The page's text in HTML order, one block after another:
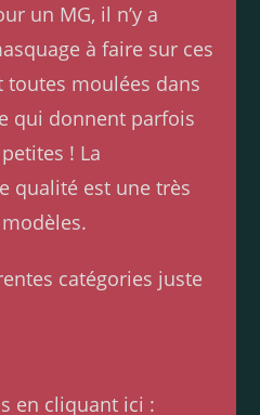
un MG, il n’y a
à faire sur ces
toutes moulées dans
qui donnent parfois
! La
qualité est une très
catégories juste
en cliquant ici :